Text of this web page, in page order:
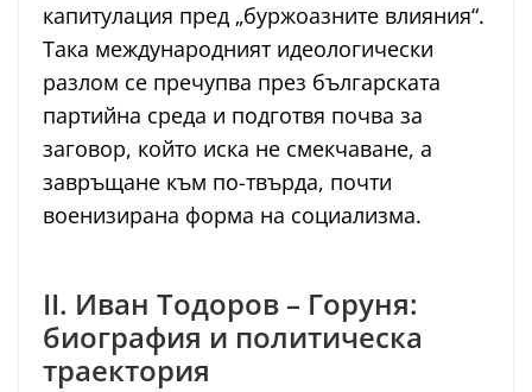
капитулация пред „буржоазните влияния“.
Така международният идеологически
разлом се пречупва през българската
партийна среда и подготвя почва за
заговор, който иска не смекчаване, а
завръщане към по-твърда, почти
военизирана форма на социализма.
II. Иван Тодоров – Горуня:
биография и политическа
траектория